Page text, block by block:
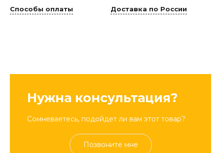
Способы оплаты Доставка по России
Нужна консультация?
Сомневаетесь, подойдет ли вам этот товар?
Позвоните мне